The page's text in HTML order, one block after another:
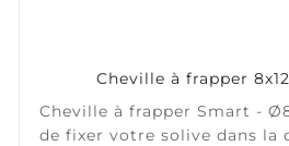
Cheville à frapper
Cheville à frapper Smart - Ø8 x
de fixer votre solive dans la